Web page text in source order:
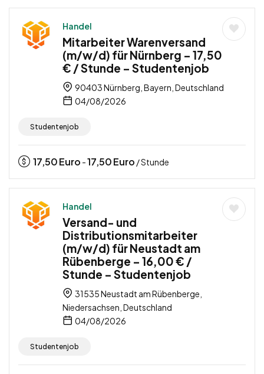
Handel
Mitarbeiter Warenversand
(m/w/d) für Nürnberg – 17,50
€ / Stunde – Studentenjob
90403 Nürnberg, Bayern, Deutschland
04/08/2026
Studentenjob
17,50Euro -17,50Euro / Stunde
Handel
Versand- und
Distributionsmitarbeiter
(m/w/d) für Neustadt am
Rübenberge – 16,00 € /
Stunde – Studentenjob
31535 Neustadt am Rübenberge,
Niedersachsen, Deutschland
04/08/2026
Studentenjob